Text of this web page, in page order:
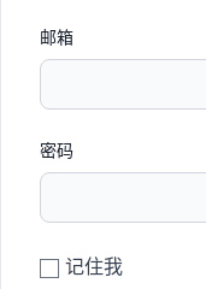
邮箱
密码
记住我